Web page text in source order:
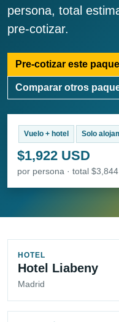
persona, total
pre-cotizar.
Pre-cotizar este
Comparar otros
Vuelo + hotel Solo
$1,922 USD
por persona · total
HOTEL
Hotel Liabeny
Madrid